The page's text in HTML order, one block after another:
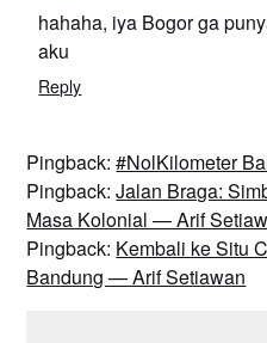
hahaha, iya Bogor ga
aku
Reply
Pingback:#NolKilometer
Pingback:Jalan Braga:
Masa Kolonial — Arif
Pingback: Kembali ke Situ
Bandung — Arif Setiawan